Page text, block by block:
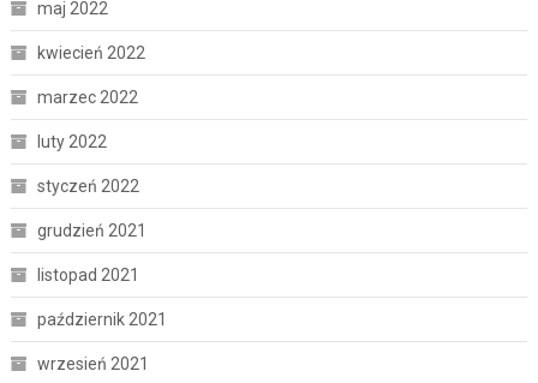
maj 2022
kwiecień 2022
marzec 2022
luty 2022
styczeń 2022
grudzień 2021
listopad 2021
październik 2021
wrzesień 2021